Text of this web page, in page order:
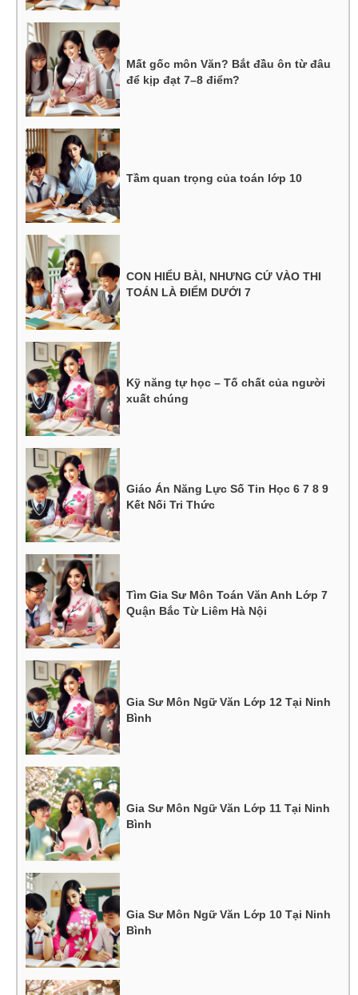
Mất gốc môn Văn? Bắt đầu ôn từ đâu
để kịp đạt 7–8 điểm?
Tầm quan trọng của toán lớp 10
CON HIỂU BÀI, NHƯNG CỨ VÀO THI
TOÁN LÀ ĐIỂM DƯỚI 7
Kỹ năng tự học – Tố chất của người
xuất chúng
Giáo Án Năng Lực Số Tin Học 6 7 8 9
Kết Nối Tri Thức
Tìm Gia Sư Môn Toán Văn Anh Lớp 7
Quận Bắc Từ Liêm Hà Nội
Gia Sư Môn Ngữ Văn Lớp 12 Tại Ninh
Bình
Gia Sư Môn Ngữ Văn Lớp 11 Tại Ninh
Bình
Gia Sư Môn Ngữ Văn Lớp 10 Tại Ninh
Bình